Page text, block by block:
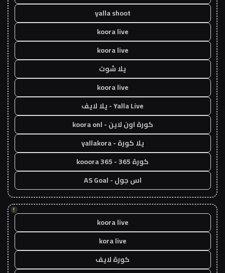
yalla shoot
koora live
koora live
يلا شوت
koora live
Yalla Live - يلا لايف
كورة اون لاين - koora onl
يلا كورة - yallakora
كورة 365 - kooora 365
اس جول - AS Goal
!
koora live
kora live
كورة لايف